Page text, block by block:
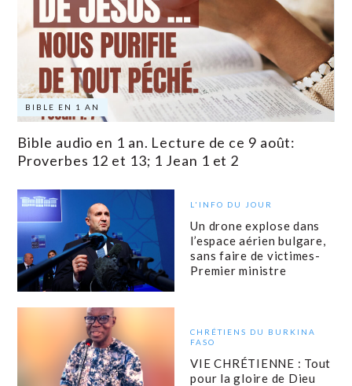
BIBLE EN 1 AN
Bible audio en 1 an. Lecture de ce 9 août:
Proverbes 12 et 13; 1 Jean 1 et 2
L'INFO DU JOUR
Un drone explose dans
l’espace aérien bulgare,
sans faire de victimes-
Premier ministre
CHRÉTIENS DU BURKINA
FASO
VIE CHRÉTIENNE : Tout
pour la gloire de Dieu